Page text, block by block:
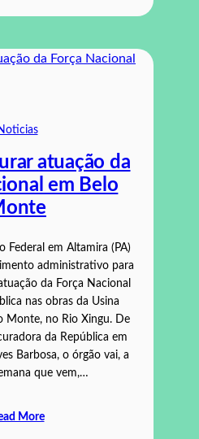
atuação da
em Belo
Federal em Altamira (PA)
administrativo para
da Força Nacional
nas obras da Usina
Monte, no Rio Xingu. De
da República em
Barbosa, o órgão vai, a
que vem,…
More